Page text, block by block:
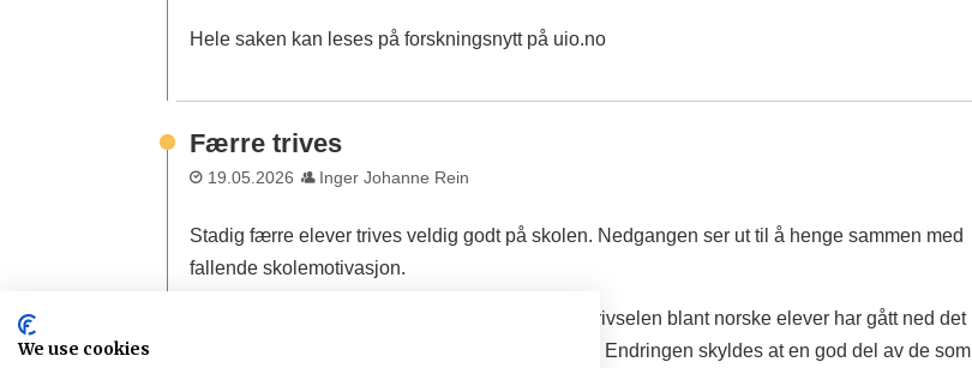
Hele saken kan leses på forskningsnytt på uio.no
Færre trives
19.05.2026 Inger Johanne Rein
Stadig færre elever trives veldig godt på skolen. Nedgangen ser ut til å henge sammen med
fallende skolemotivasjon.
Selv om 80 prosent av elevene trives, har skoletrivselen blant norske elever har gått ned det
siste tiåret, på tvers av kjønn, alder og bakgrunn. Endringen skyldes at en god del av de som
We use cookies